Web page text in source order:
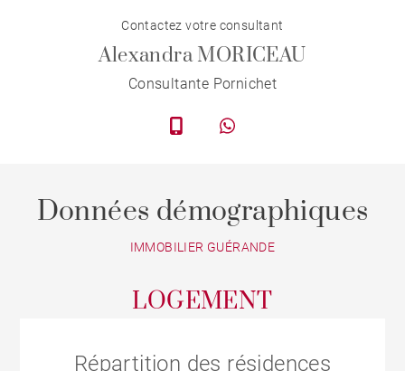
Contactez votre consultant
Alexandra MORICEAU
Consultante Pornichet
Données démographiques
IMMOBILIER GUÉRANDE
LOGEMENT
Répartition des résidences